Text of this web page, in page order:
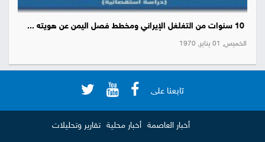
الخميس, 01 يناير, 1970
تابعنا على
أخبار العاصمة أخبار محلية تقارير وتحليلات